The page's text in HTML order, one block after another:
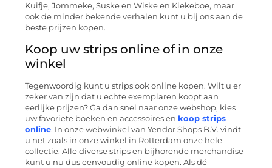
Kuifje, Jommeke, Suske en Wiske en Kiekeboe, maar
ook de minder bekende verhalen kunt u bij ons aan de
beste prijzen kopen.
Koop uw strips online of in onze
winkel
Tegenwoordig kunt u strips ook online kopen. Wilt u er
zeker van zijn dat u echte exemplaren koopt aan
eerlijke prijzen? Ga dan snel naar onze webshop, kies
uw favoriete boeken en accessoires en koop strips
online. In onze webwinkel van Yendor Shops B.V. vindt
u net zoals in onze winkel in Rotterdam onze hele
collectie. Alle diverse strips en bijhorende merchandise
kunt u nu dus eenvoudig online kopen. Als dé